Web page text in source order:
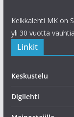
Kelkkalehti MK on
yli 30 vuotta
Linkit
Keskustelu
Digilehti